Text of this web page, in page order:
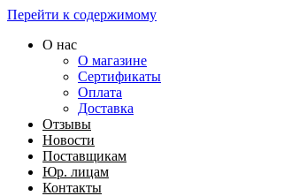
Перейти к содержимому
О нас
О магазине
Сертификаты
Оплата
Доставка
Отзывы
Новости
Поставщикам
Юр. лицам
Контакты